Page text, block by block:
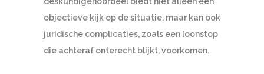
objectieve kijk op de situatie, maar kan ook
juridische complicaties, zoals een loonstop
die achteraf onterecht blijkt, voorkomen.